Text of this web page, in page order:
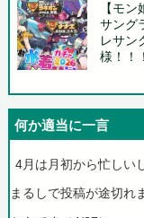
【モ
サング
レサン
様！！！
何か適当に一言
4月は月初から忙しい
まるしで投稿が途切れ